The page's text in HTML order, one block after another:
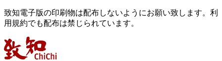
致知電子版の印刷物は配布しないようにお願い致します。利
用規約でも配布は禁じられています。